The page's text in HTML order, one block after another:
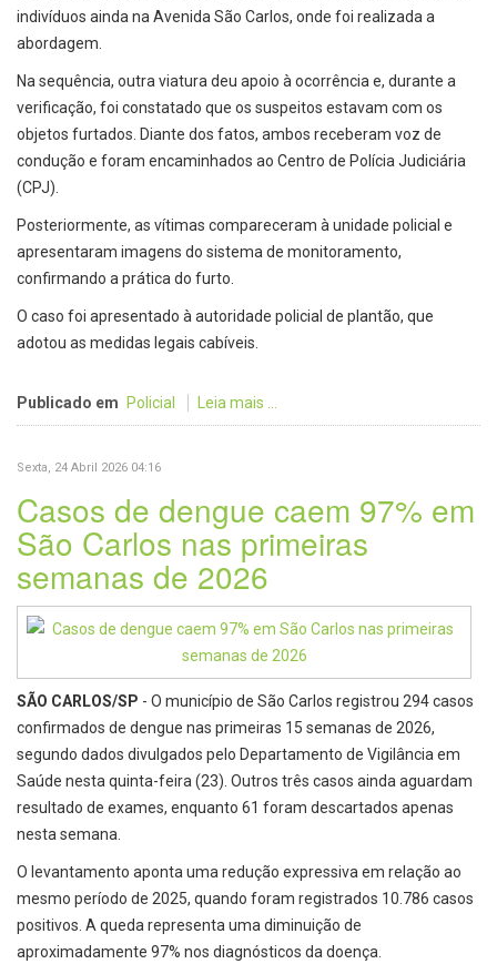
indivíduos ainda na Avenida São Carlos, onde foi realizada a
abordagem.
Na sequência, outra viatura deu apoio à ocorrência e, durante a
verificação, foi constatado que os suspeitos estavam com os
objetos furtados. Diante dos fatos, ambos receberam voz de
condução e foram encaminhados ao Centro de Polícia Judiciária
(CPJ).
Posteriormente, as vítimas compareceram à unidade policial e
apresentaram imagens do sistema de monitoramento,
confirmando a prática do furto.
O caso foi apresentado à autoridade policial de plantão, que
adotou as medidas legais cabíveis.
Publicado em Policial Leia mais ...
Sexta, 24 Abril 2026 04:16
Casos de dengue caem 97% em
São Carlos nas primeiras
semanas de 2026
SÃO CARLOS/SP - O município de São Carlos registrou 294 casos
confirmados de dengue nas primeiras 15 semanas de 2026,
segundo dados divulgados pelo Departamento de Vigilância em
Saúde nesta quinta-feira (23). Outros três casos ainda aguardam
resultado de exames, enquanto 61 foram descartados apenas
nesta semana.
O levantamento aponta uma redução expressiva em relação ao
mesmo período de 2025, quando foram registrados 10.786 casos
positivos. A queda representa uma diminuição de
aproximadamente 97% nos diagnósticos da doença.